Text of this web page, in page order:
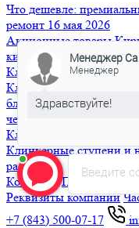
Что дешевле:
ремонт 16 мая 2026
Акционные товары
кирпич Кирпич ручной
Клинкерная плитка
Клинкерная плитка для
блоки Черепица
черепица
Клинкерная брусчатка
Клинкерные ступени и
растворы
Контакты Порядок
Реквизиты компании
+7 (843) 500-07-17
Введите
Менеджер
Менеджер
Здравствуйте!